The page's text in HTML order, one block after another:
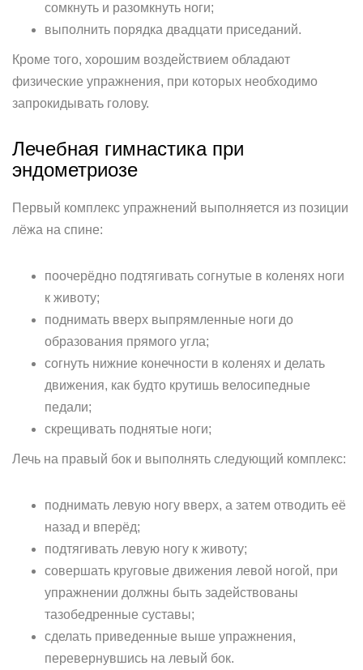
сомкнуть и разомкнуть ноги;
выполнить порядка двадцати приседаний.
Кроме того, хорошим воздействием обладают
физические упражнения, при которых необходимо
запрокидывать голову.
Лечебная гимнастика при
эндометриозе
Первый комплекс упражнений выполняется из позиции
лёжа на спине:
поочерёдно подтягивать согнутые в коленях ноги
к животу;
поднимать вверх выпрямленные ноги до
образования прямого угла;
согнуть нижние конечности в коленях и делать
движения, как будто крутишь велосипедные
педали;
скрещивать поднятые ноги;
Лечь на правый бок и выполнять следующий комплекс:
поднимать левую ногу вверх, а затем отводить её
назад и вперёд;
подтягивать левую ногу к животу;
совершать круговые движения левой ногой, при
упражнении должны быть задействованы
тазобедренные суставы;
сделать приведенные выше упражнения,
перевернувшись на левый бок.